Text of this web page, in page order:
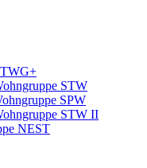
STW
SPW
STW II
NEST